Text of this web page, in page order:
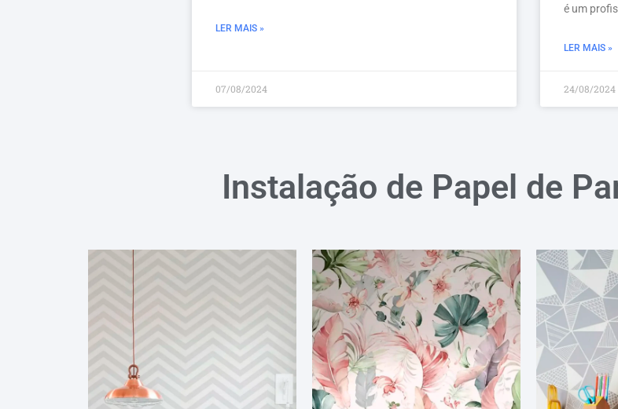
LER MAIS »
07/08/2024
é um
LER MAIS »
24/08/2024
Instalação de Papel de